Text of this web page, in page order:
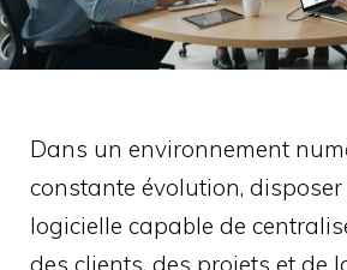
Dans un environnement
constante évolution, disposer
logicielle capable de
des clients, des projets et de